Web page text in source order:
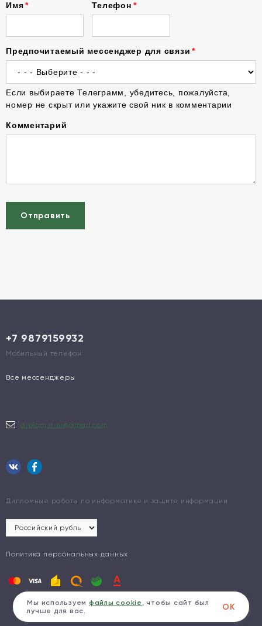
Имя Телефон
Предпочитаемый мессенджер для связи
Если выбираете Телеграмм, убедитесь, пожалуйста,
номер не скрыт или укажите свой ник в комментарии
Комментарий
Отправить
+7 9879159932
Мобильный телефон
Все мессенджеры
diplom.it.ru@gmail.com
Дипломные работы по информатике и защите информации
Политика персональных данных
Мы используем файлы cookie , чтобы сайт был
лучше для вас.
ОК